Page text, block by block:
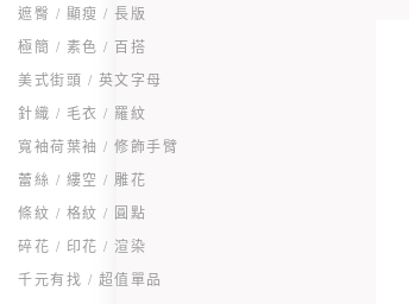
遮臀 / 顯瘦 / 長版
極簡 / 素色 / 百搭
美式街頭 / 英文字母
針織 / 毛衣 / 羅紋
寬袖荷葉袖 / 修飾手臂
蕾絲 / 縷空 / 雕花
條紋 / 格紋 / 圓點
碎花 / 印花 / 渲染
千元有找 / 超值單品